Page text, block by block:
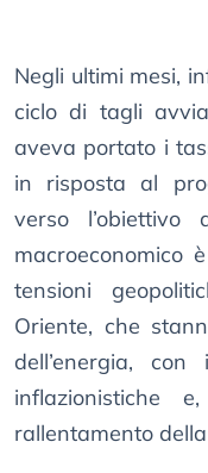
Negli ultimi mesi,
ciclo di tagli
aveva portato i
in risposta al
verso
macroeconomico
tensioni
Oriente, che
dell’energia,
inflazionistiche
rallentamento